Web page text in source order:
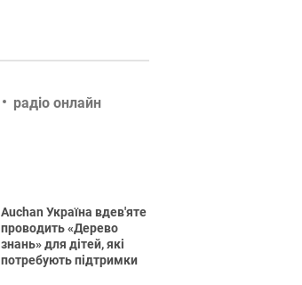
радіо онлайн
Auchan Україна вдев'яте
проводить «Дерево
знань» для дітей, які
потребують підтримки